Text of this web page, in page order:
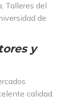
Talleres del
de
y
calidad.